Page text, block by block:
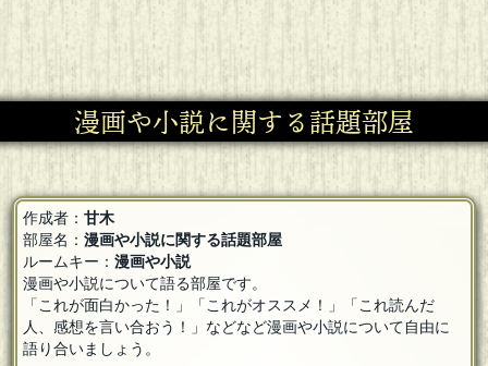
漫画や小説に関する話題部屋
作成者：甘木
部屋名：漫画や小説に関する話題部屋
ルームキー：漫画や小説
漫画や小説について語る部屋です。
「これが面白かった！」「これがオススメ！」「これ読んだ
人、感想を言い合おう！」などなど漫画や小説について自由に
語り合いましょう。